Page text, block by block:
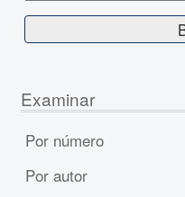
Examinar
Por número
Por autor